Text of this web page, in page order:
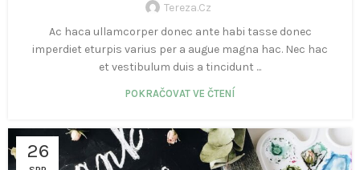
Tereza.cz
Ac haca ullamcorper donec ante habi tasse donec
imperdiet eturpis varius per a augue magna hac. Nec hac
et vestibulum duis a tincidunt ...
POKRAČOVAT VE ČTENÍ
26